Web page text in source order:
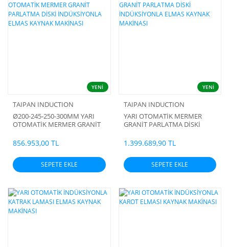
YENİ
TAIPAN INDUCTION
Ø200-245-250-300MM YARI
OTOMATİK MERMER GRANİT
İNDÜKSİYONLA ELMAS
KAYNAK MAKİNASI
856.953,00 TL
SEPETE EKLE
YENİ
TAIPAN INDUCTION
YARI OTOMATİK MERMER
GRANİT PARLATMA DİSKİ
KAYNAK MAKİNASI
1.399.689,90 TL
SEPETE EKLE